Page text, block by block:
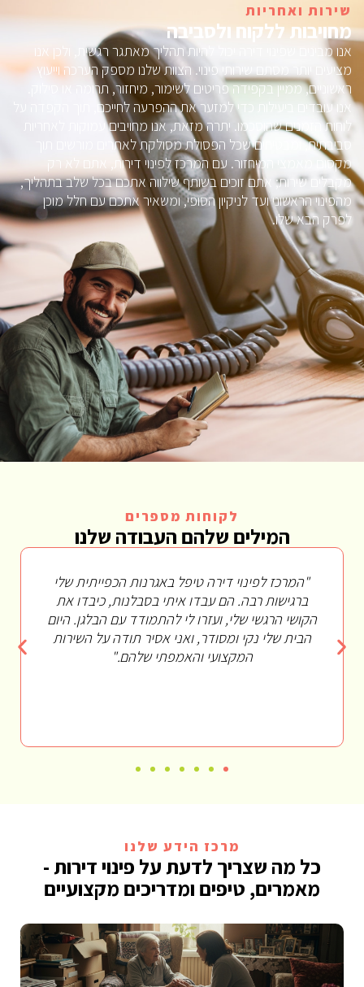
שירות ואחריות
מחויבות ללקוח ולסביבה
אנו מבינים שפינוי דירה יכול להיות תהליך מאתגר רגשית, ולכן אנו
מציעים יותר מסתם שירותי פינוי. הצוות שלנו מספק הערכה וייעוץ
ראשוניים, ממיין בקפידה פריטים לשימור, מיחזור, תרומה או סילוק.
אנו עובדים ביעילות כדי למזער את ההפרעה לחייכם, תוך הקפדה על
לוחות הזמנים שהוסכמו. יתרה מזאת, אנו מחויבים עמוקות לאחריות
סביבתית, ומבטיחים שכל הפסולת מסולקת לאתרים מורשים תוך
מקסום מאמצי המיחזור. עם המרכז לפינוי דירות, אתם לא רק
מקבלים שירות; אתם זוכים בשותף שילווה אתכם בכל שלב בתהליך,
מהפינוי הראשוני ועד לניקיון הסופי, ומשאיר אתכם עם חלל מוכן
לפרק הבא שלו.
לקוחות מספרים
המילים שלהם העבודה שלנו
"המרכז לפינוי דירה טיפל באגרנות הכפייתית שלי
ברגישות רבה. הם עבדו איתי בסבלנות, כיבדו את
הרגשי שלי, ועזרו לי להתמודד עם הבלגן. היום
הבית שלי נקי ומסודר, ואני אסיר תודה על השירות
המקצועי והאמפתי שלהם."
מרכז הידע שלנו
כל מה שצריך לדעת על פינוי דירות -
מאמרים, טיפים ומדריכים מקצועיים